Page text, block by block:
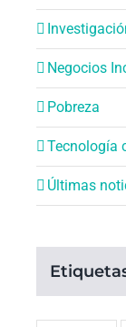
Negocios
Pobreza
Tecnología
Últimas